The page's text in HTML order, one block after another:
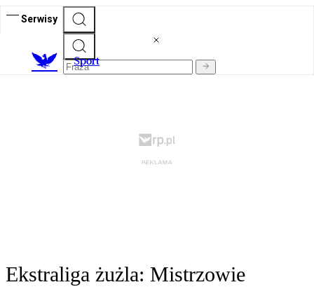
Serwisy
Sport
Ekstraliga żużla: Mistrzowie